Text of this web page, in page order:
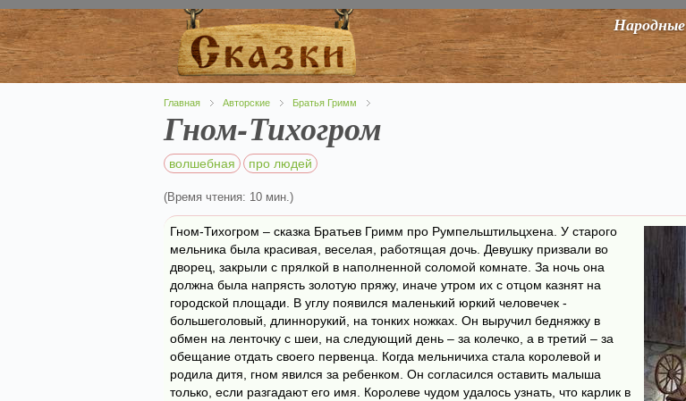
Народные
Главная Авторские Братья Гримм
Гном-Тихогром
волшебная про людей
(Время чтения: 10 мин.)
Гном-Тихогром – сказка Братьев Гримм про Румпельштильцхена. У старого
мельника была красивая, веселая, работящая дочь. Девушку призвали во
дворец, закрыли с прялкой в наполненной соломой комнате. За ночь она
должна была напрясть золотую пряжу, иначе утром их с отцом казнят на
городской площади. В углу появился маленький юркий человечек -
большеголовый, длиннорукий, на тонких ножках. Он выручил бедняжку в
обмен на ленточку с шеи, на следующий день – за колечко, а в третий – за
обещание отдать своего первенца. Когда мельничиха стала королевой и
родила дитя, гном явился за ребенком. Он согласился оставить малыша
только, если разгадают его имя. Королеве чудом удалось узнать, что карлик в